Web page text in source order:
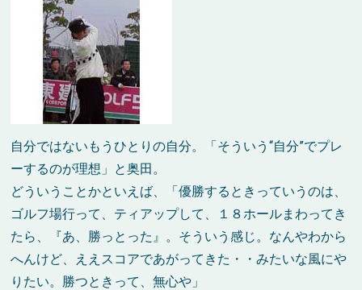
自分ではないもうひとりの自分。「そういう“自分”でプレ
ーするのが理想」と奥田。
どういうことかといえば、「優勝するときっていうのは、
ゴルフ場行って、ティアップして、１８ホールまわってき
たら、『あ、勝っとった』。そういう感じ。なんやわから
へんけど、ええスコアであがってきた・・みたいな風にや
りたい。勝つときって、無心や」